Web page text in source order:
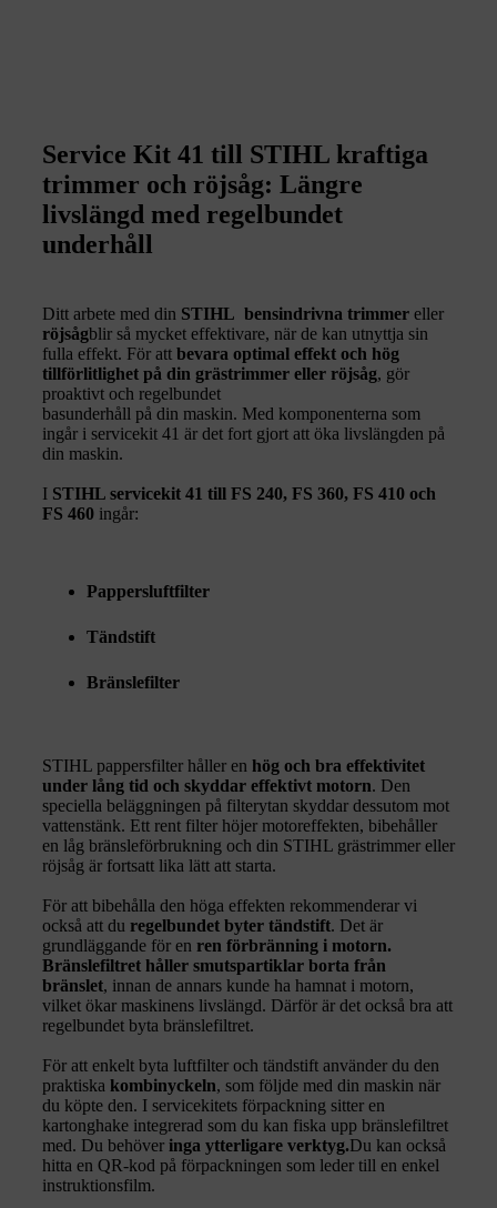
Service Kit 41 till STIHL kraftiga
trimmer och röjsåg: Längre
livslängd med regelbundet
underhåll
Ditt arbete med din STIHL bensindrivna trimmer eller
röjsågblir så mycket effektivare, när de kan utnyttja sin
fulla effekt. För att bevara optimal effekt och hög
tillförlitlighet på din grästrimmer eller röjsåg, gör
proaktivt och regelbundet
basunderhåll på din maskin. Med komponenterna som
ingår i servicekit 41 är det fort gjort att öka livslängden på
din maskin.
I STIHL servicekit 41 till FS 240, FS 360, FS 410 och
FS 460 ingår:
Pappersluftfilter
Tändstift
Bränslefilter
STIHL pappersfilter håller en hög och bra effektivitet
under lång tid och skyddar effektivt motorn. Den
speciella beläggningen på filterytan skyddar dessutom mot
vattenstänk. Ett rent filter höjer motoreffekten, bibehåller
en låg bränsleförbrukning och din STIHL grästrimmer eller
röjsåg är fortsatt lika lätt att starta.
För att bibehålla den höga effekten rekommenderar vi
också att du regelbundet byter tändstift. Det är
grundläggande för en ren förbränning i motorn.
Bränslefiltret håller smutspartiklar borta från
bränslet, innan de annars kunde ha hamnat i motorn,
vilket ökar maskinens livslängd. Därför är det också bra att
regelbundet byta bränslefiltret.
För att enkelt byta luftfilter och tändstift använder du den
praktiska kombinyckeln, som följde med din maskin när
du köpte den. I servicekitets förpackning sitter en
kartonghake integrerad som du kan fiska upp bränslefiltret
med. Du behöver inga ytterligare verktyg.Du kan också
hitta en QR-kod på förpackningen som leder till en enkel
instruktionsfilm.